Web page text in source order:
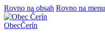
Rovno na obsah Rovno na menu
ObecČerín